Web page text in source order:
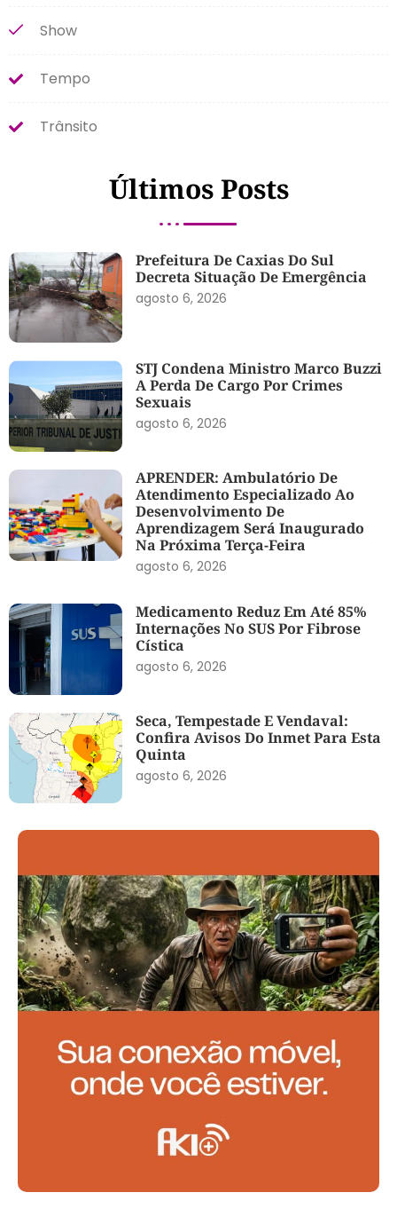
Show
Tempo
Trânsito
Últimos Posts
Prefeitura De Caxias Do Sul
Decreta Situação De Emergência
agosto 6, 2026
STJ Condena Ministro Marco Buzzi
A Perda De Cargo Por Crimes
Sexuais
agosto 6, 2026
APRENDER: Ambulatório De
Atendimento Especializado Ao
Desenvolvimento De
Aprendizagem Será Inaugurado
Na Próxima Terça-Feira
agosto 6, 2026
Medicamento Reduz Em Até 85%
Internações No SUS Por Fibrose
Cística
agosto 6, 2026
Seca, Tempestade E Vendaval:
Confira Avisos Do Inmet Para Esta
Quinta
agosto 6, 2026